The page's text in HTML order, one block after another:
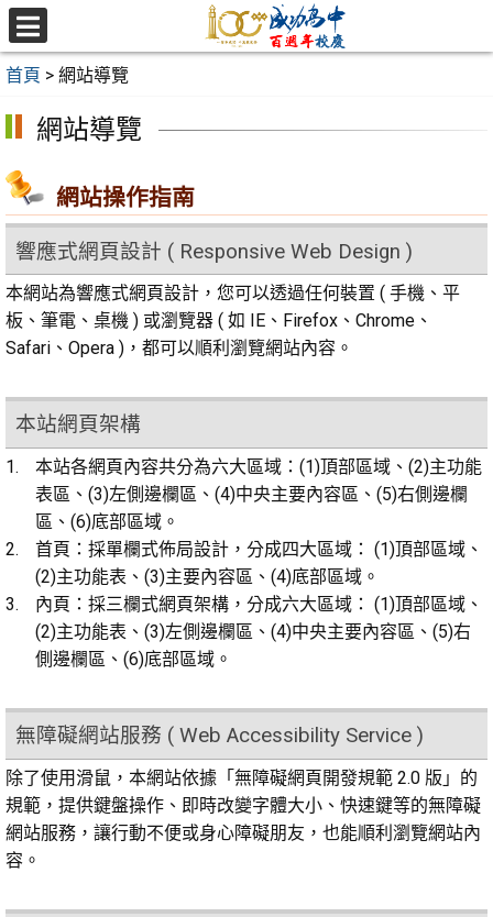
跳
至
主
區
首頁 > 網站導覽
網站導覽
網站操作指南
響應式網頁設計 ( Responsive Web Design )
本網站為響應式網頁設計，您可以透過任何裝置 ( 手機、平
板、筆電、桌機 ) 或瀏覽器 ( 如 IE、Firefox、Chrome、
Safari、Opera )，都可以順利瀏覽網站內容。
本站網頁架構
本站各網頁內容共分為六大區域：(1)頂部區域、(2)主功能
表區、(3)左側邊欄區、(4)中央主要內容區、(5)右側邊欄
區、(6)底部區域。
首頁：採單欄式佈局設計，分成四大區域： (1)頂部區域、
(2)主功能表、(3)主要內容區、(4)底部區域。
內頁：採三欄式網頁架構，分成六大區域： (1)頂部區域、
(2)主功能表、(3)左側邊欄區、(4)中央主要內容區、(5)右
側邊欄區、(6)底部區域。
無障礙網站服務 ( Web Accessibility Service )
除了使用滑鼠，本網站依據「無障礙網頁開發規範 2.0 版」的
規範，提供鍵盤操作、即時改變字體大小、快速鍵等的無障礙
網站服務，讓行動不便或身心障礙朋友，也能順利瀏覽網站內
容。
選
單